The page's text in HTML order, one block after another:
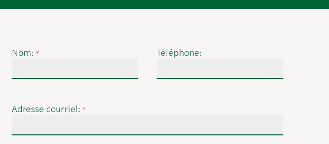
Nom: * Téléphone:
Adresse courriel: *